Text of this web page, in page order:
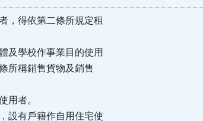
，得依第二條所規定租
及學校作事業目的使用
所稱銷售貨物及銷售
用者。
設有戶籍作自用住宅使